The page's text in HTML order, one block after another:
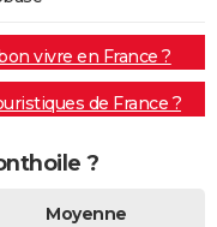
vivre en France ?
de France ?
?
Moyenne